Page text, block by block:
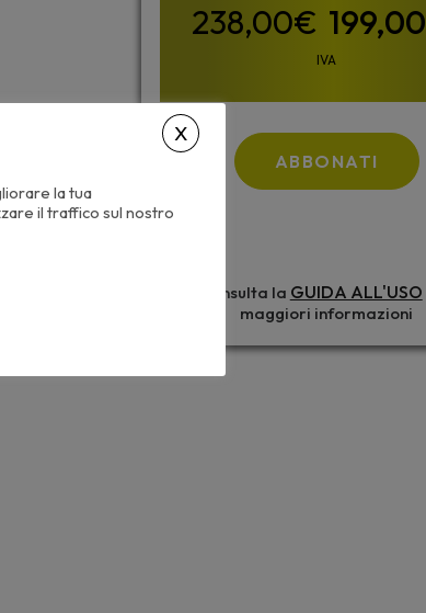
199,00
IVA
ABBONATI
Consulta la GUIDA ALL'USO
maggiori informazioni
la tua
il traffico sul nostro